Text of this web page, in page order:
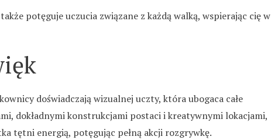
potęguje uczucia związane z każdą walką, wspierając cię w
doświadczają wizualnej uczty, która ubogaca całe
dokładnymi konstrukcjami postaci i kreatywnymi lokacjami,
tętni energią, potęgując pełną akcji rozgrywkę.